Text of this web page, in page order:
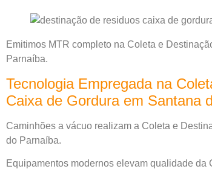
Emitimos MTR completo na Coleta e
Parnaíba.
Tecnologia Empregada na
Caixa de Gordura em Santana
Caminhões a vácuo realizam a Coleta e
do Parnaíba.
Equipamentos modernos elevam qualidade